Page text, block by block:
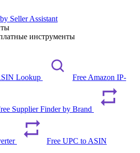
Seller Assistant
инструменты
Lookup Free Amazon IP-
Supplier Finder by Brand
Free UPC to ASIN